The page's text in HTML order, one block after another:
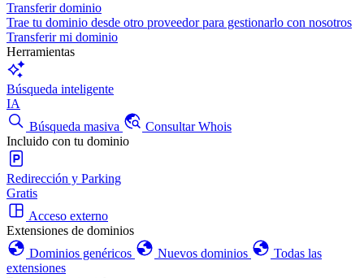
Transferir dominio
Trae tu dominio desde otro proveedor para gestionarlo con nosotros
Transferir mi dominio
Herramientas
Búsqueda inteligente
IA
Búsqueda masiva
Consultar Whois
Incluido con tu dominio
Redirección y Parking
Gratis
Acceso externo
Extensiones de dominios
Dominios genéricos
Nuevos dominios
Todas las
extensiones